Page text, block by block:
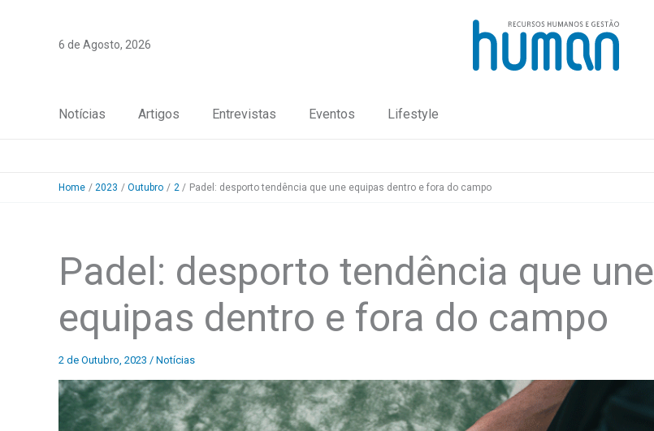
6 de Agosto, 2026
Notícias Artigos Entrevistas Eventos Lifestyle
Home 2023 Outubro 2 Padel: desporto tendência que une equipas dentro e fora do campo
Padel: desporto tendência que une
equipas dentro e fora do campo
2 de Outubro, 2023 / Notícias